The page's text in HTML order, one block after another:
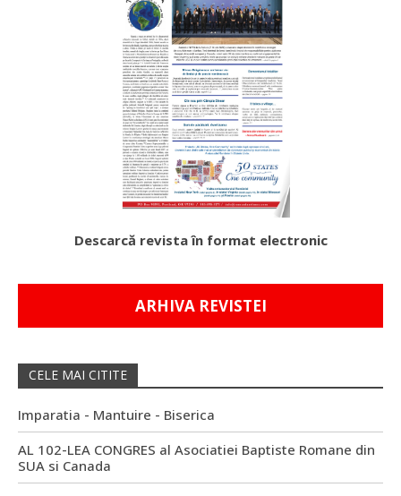
Descarcă revista în format electronic
ARHIVA REVISTEI
CELE MAI CITITE
Imparatia - Mantuire - Biserica
AL 102-LEA CONGRES al Asociatiei Baptiste Romane din
SUA si Canada